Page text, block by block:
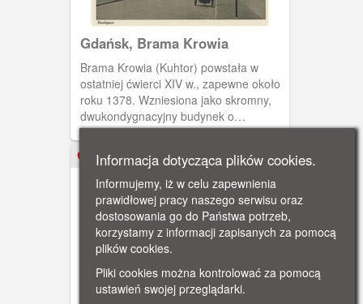
Gdańsk, Brama Krowia
Brama Krowia (Kuhtor) powstała w
ostatniej ćwierci XIV w., zapewne około
roku 1378. Wzniesiona jako skromny,
dwukondygnacyjny budynek o
dwuspadowym dachu, stanowiła wylot
gdy stała się bezużyteczna jako obiekt
fortyfikacyjny, zamieniona została w
obiekt mieszkalny.
1942-06-10
Gdańsk, Most Krowi
Informacja dotycząca plików cookies.
Informujemy, iż w celu zapewnienia
prawidłowej pracy naszego serwisu oraz
dostosowania go do Państwa potrzeb,
korzystamy z informacji zapisanych za pomocą
plików cookies.
Pliki cookies można kontrolować za pomocą
ustawień swojej przeglądarki.